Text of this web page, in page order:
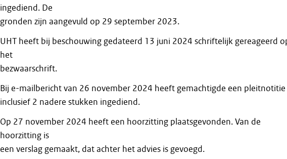
ingediend. De
gronden zijn aangevuld op 29 september 2023.
UHT heeft bij beschouwing gedateerd 13 juni 2024 schriftelijk gereageerd
het
bezwaarschrift.
Bij e-mailbericht van 26 november 2024 heeft gemachtigde een pleitnotitie
inclusief 2 nadere stukken ingediend.
Op 27 november 2024 heeft een hoorzitting plaatsgevonden. Van de
hoorzitting is
een verslag gemaakt, dat achter het advies is gevoegd.